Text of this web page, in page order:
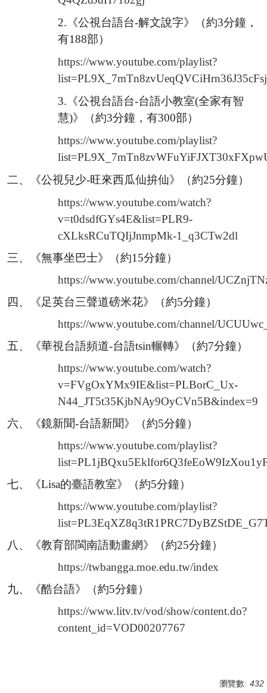
搶救分數大作戰(減C計畫)
專業學習社群
跨界攜手守護綠能！
2. 《公視台語台-解文說字》（約3分鐘，
有188部）
https://www.youtube.com/playlist?
3. 《公視台語台-台語小教室(全家有智
慧)》（約3分鐘，有300部）
https://www.youtube.com/playlist?
二、
《公視兒少-旺來西瓜仙拚仙》（約25分鐘）
https://www.youtube.com/watch?
v=t0dsdfGYs4E&list=PLR9-
cXLksRCuTQIjJnmpMk-1_q3CTw2dl
三、
《無事坐巴士》（約15分鐘）
https://www.youtube.com/channel/
四 、
《足英台三聲道磅米花》（約5分鐘）
https://www.youtube.com/channel/
五、
《華視台語頻道-台語tsin輾轉》（約7分鐘）
https://www.youtube.com/watch?
v=FVgOxYMx9IE&list=PLBorC_Ux-
N44_JT5t35KjbNAy9OyCVn5B&index=9
六、
《鏡新聞-台語新聞》（約5分鐘）
https://www.youtube.com/playlist?
七、
《Lisa的臺語教室》（約5分鐘）
https://www.youtube.com/playlist?
八、
《教育部閩南語動畫網》（約25分鐘）
https://twbangga.moe.edu.tw/index
九、《酷台語》（約5分鐘）
https://www.litv.tv/vod/show/content.do?
content_id=VOD00207767
瀏覽數: 432